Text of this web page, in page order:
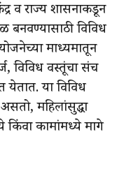
व राज्य शासनाकडून
बनवण्यासाठी विविध
माध्यमातून
विविध वस्तूंचा संच
येतात. या विविध
महिलांसुद्धा
किंवा कामांमध्ये मागे